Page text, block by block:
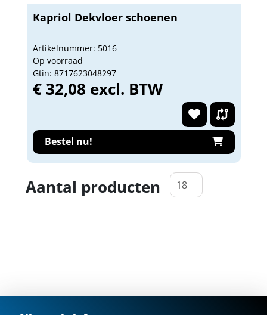
Kapriol Dekvloer schoenen
Artikelnummer: 5016
Op voorraad
Gtin: 8717623048297
€ 32,08 excl. BTW
Bestel nu!
Aantal producten